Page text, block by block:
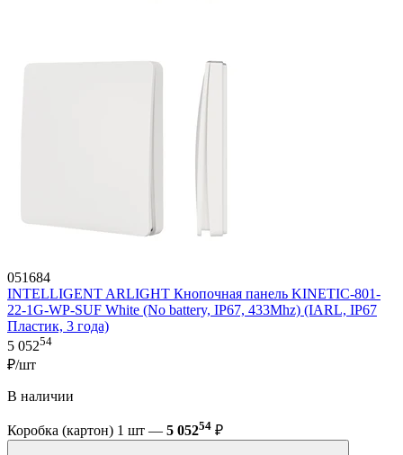
051684
INTELLIGENT ARLIGHT Кнопочная панель KINETIC-801-
22-1G-WP-SUF White (No battery, IP67, 433Mhz) (IARL, IP67
Пластик, 3 года)
5 05254
₽/шт
В наличии
Коробка (картон) 1 шт — 5 05254 ₽